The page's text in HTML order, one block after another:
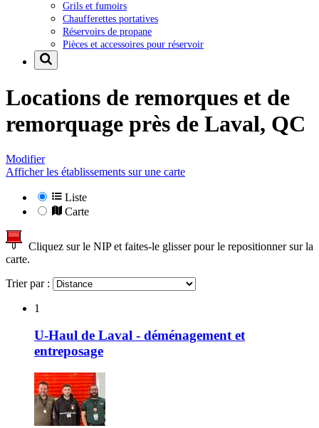
Grils et fumoirs
Chaufferettes portatives
Réservoirs de propane
Pièces et accessoires pour réservoir
Locations de remorques et de
remorquage près de Laval, QC
Modifier
Afficher les établissements sur une carte
Liste
Carte
Cliquez sur le NIP et faites-le glisser pour le repositionner sur la
carte.
Trier par :
1
U-Haul de Laval - déménagement et
entreposage